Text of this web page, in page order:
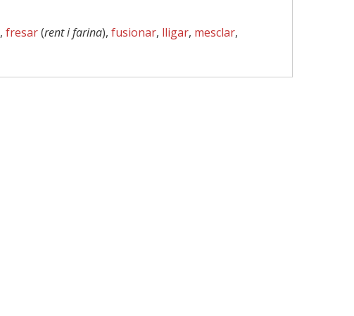
, fresar(rent i farina), fusionar, lligar, mesclar,